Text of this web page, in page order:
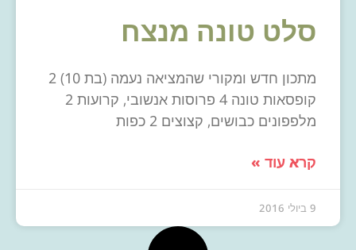
סלט טונה מנצח
מתכון חדש ומקורי שהמציאה נעמה (בת 10) 2
קופסאות טונה 4 פרוסות אנשובי, קרועות 2
מלפפונים כבושים, קצוצים 2 כפות
קרא עוד »
9 ביולי 2016